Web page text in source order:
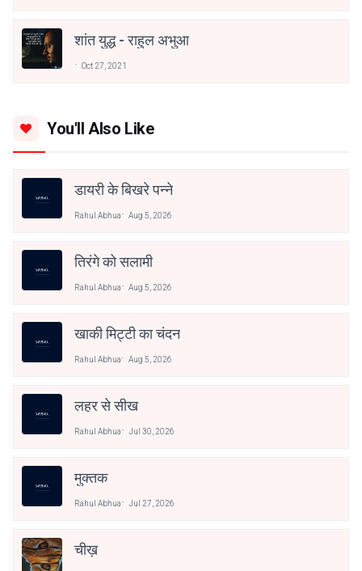
शांत युद्ध - राहुल अभुआ
Oct 27, 2021
You'll Also Like
डायरी के बिखरे पन्ने
Rahul Abhua Aug 5, 2026
तिरंगे को सलामी
Rahul Abhua Aug 5, 2026
खाकी मिट्टी का चंदन
Rahul Abhua Aug 5, 2026
लहर से सीख
Rahul Abhua Jul 30, 2026
मुक्तक
Rahul Abhua Jul 27, 2026
चीख़